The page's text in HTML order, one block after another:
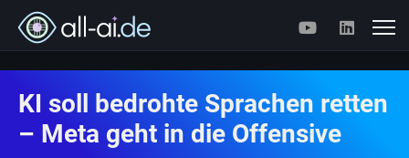
KI soll bedrohte Sprachen retten
– Meta geht in die Offensive